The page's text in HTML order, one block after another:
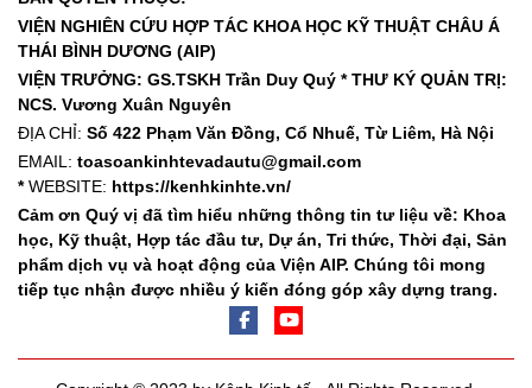
VIỆN NGHIÊN CỨU HỢP TÁC KHOA HỌC KỸ THUẬT CHÂU Á
THÁI BÌNH DƯƠNG (AIP)
VIỆN TRƯỞNG: GS.TSKH Trần Duy Quý *THƯ KÝ QUẢN TRỊ:
NCS. Vương Xuân Nguyên
ĐỊA CHỈ: Số 422 Phạm Văn Đồng, Cổ Nhuế, Từ Liêm, Hà Nội
EMAIL: toasoankinhtevadautu@gmail.com
*WEBSITE: https://kenhkinhte.vn/
Cảm ơn Quý vị đã tìm hiểu những thông tin tư liệu về: Khoa
học, Kỹ thuật, Hợp tác đầu tư, Dự án, Tri thức, Thời đại, Sản
phẩm dịch vụ và hoạt động của Viện AIP. Chúng tôi mong
tiếp tục nhận được nhiều ý kiến đóng góp xây dựng trang.